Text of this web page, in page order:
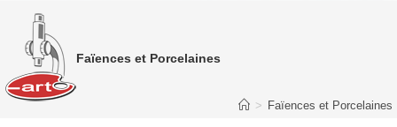
Faïences et Porcelaines
> Faïences et Porcelaines